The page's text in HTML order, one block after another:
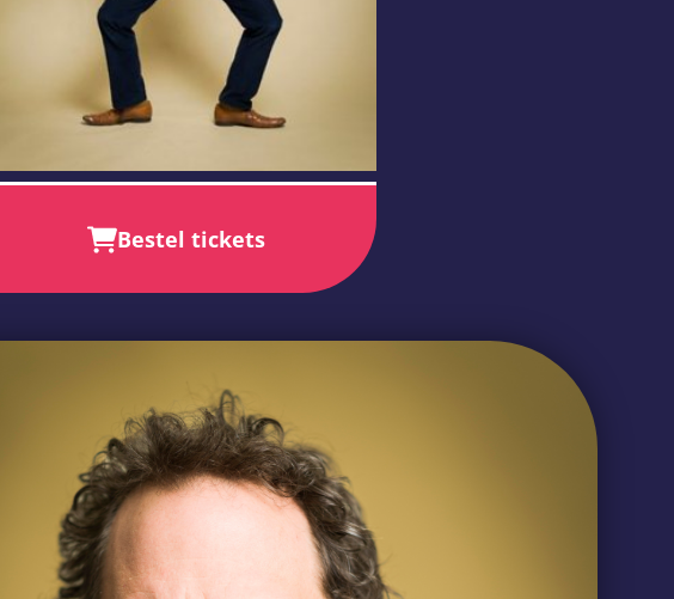
Bestel tickets